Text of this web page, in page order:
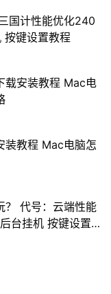
国计性能优化240
按键设置教程
载安装教程 Mac电
装教程 Mac电脑怎
？ 代号：云端性能
台挂机 按键设置